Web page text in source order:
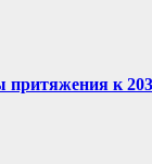
притяжения к